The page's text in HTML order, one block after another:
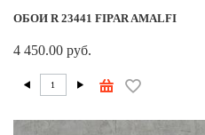
ОБОИ R 23441 FIPAR AMALFI
4 450.00 руб.